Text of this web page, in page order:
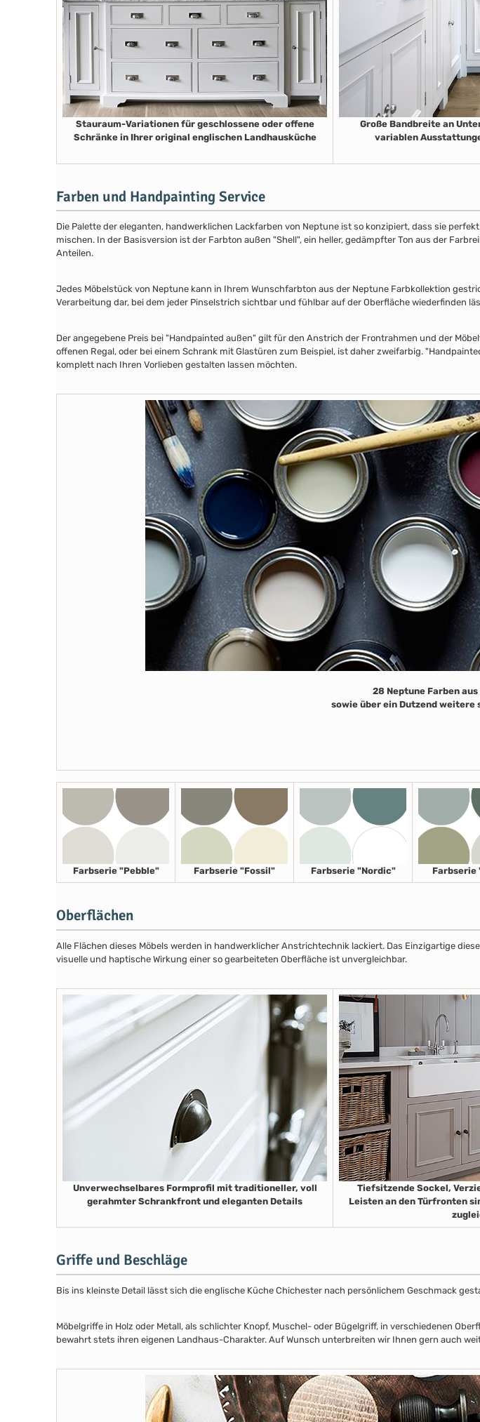
Stauraum-Variationen für geschlossene oder offene
Schränke in Ihrer original englischen Landhausküche
Große Bandbreite an
variablen
Farben und Handpainting Service
Die Palette der eleganten, handwerklichen Lackfarben von Neptune ist so konzipiert, dass sie
mischen. In der Basisversion ist der Farbton außen "Shell", ein heller, gedämpfter Ton aus der
Anteilen.
Jedes Möbelstück von Neptune kann in Ihrem Wunschfarbton aus der Neptune Farbkollektion
Verarbeitung dar, bei dem jeder Pinselstrich sichtbar und fühlbar auf der Oberfläche wiederfinden
Der angegebene Preis bei "Handpainted außen" gilt für den Anstrich der Frontrahmen und der
offenen Regal, oder bei einem Schrank mit Glastüren zum Beispiel, ist daher zweifarbig.
komplett nach Ihren Vorlieben gestalten lassen möchten.
28 Neptune Farben
sowie über ein Dutzend weitere
Farbserie "Pebble" Farbserie "Fossil" Farbserie "Nordic" Farbserie
Oberflächen
Alle Flächen dieses Möbels werden in handwerklicher Anstrichtechnik lackiert. Das Einzigartige
visuelle und haptische Wirkung einer so gearbeiteten Oberfläche ist unvergleichbar.
Unverwechselbares Formprofil mit traditioneller, voll
gerahmter Schrankfront und eleganten Details
Tiefsitzende Sockel,
Leisten an den Türfronten
Griffe und Beschläge
Bis ins kleinste Detail lässt sich die englische Küche Chichester nach persönlichem Geschmack
Möbelgriffe in Holz oder Metall, als schlichter Knopf, Muschel- oder Bügelgriff, in verschiedenen
bewahrt stets ihren eigenen Landhaus-Charakter. Auf Wunsch unterbreiten wir Ihnen gern auch